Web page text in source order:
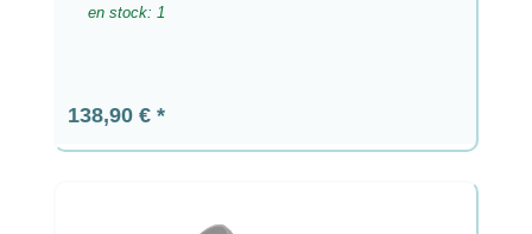
en stock: 1
Precio normal:
138,90 €